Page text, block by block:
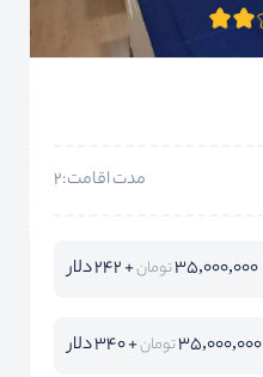
مدت اقامت:2
35,000,000تومان+ 242 دلار
35,000,000تومان+ 340 دلار